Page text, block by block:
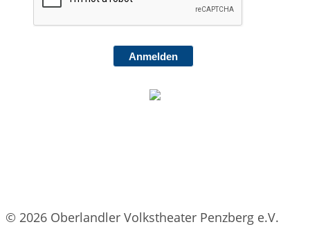
Anmelden
© 2026 Oberlandler Volkstheater Penzberg e.V.